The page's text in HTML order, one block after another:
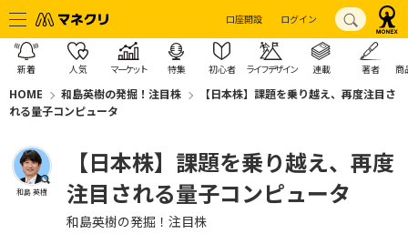
口座開設 ログイン
新着 人気 マーケット 特集 初心者 ライフデザイン 連載 著者 商
HOME 和島英樹の発掘！注目株
【日本株】課題を乗り越え、再度注目さ
れる量子コンピュータ
和島 英樹
【日本株】課題を乗り越え、再度
注目される量子コンピュータ
和島英樹の発掘！注目株